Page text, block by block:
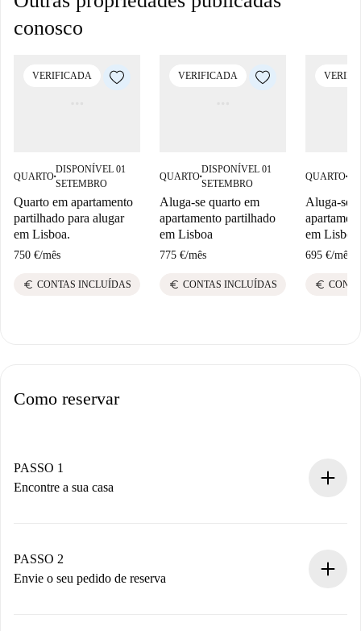
conosco
VERIFICADA
QUARTO■
DISPONÍVEL 01
SETEMBRO
Quarto em apartamento
partilhado para alugar
em Lisboa.
750 €/mês
euro CONTAS INCLUÍDAS
VERIFICADA
QUARTO■
DISPONÍVEL 01
SETEMBRO
Aluga-se quarto em
apartamento partilhado
em Lisboa
775 €/mês
euro CONTAS INCLUÍDAS
QUARTO■
Aluga-se
em Lisboa
695 €/mês
euro
Como reservar
PASSO 1
Encontre a sua casa
Você tem todas as informações necessárias
antecipadamente.
PASSO 2
Envie o seu pedido de reserva